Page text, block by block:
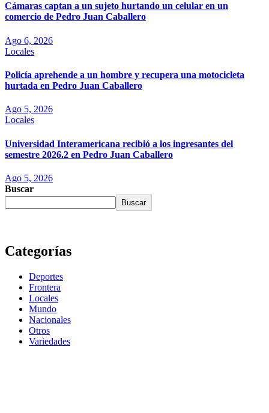
Cámaras captan a un sujeto hurtando un celular en un
comercio de Pedro Juan Caballero
Ago 6, 2026
Locales
Policía aprehende a un hombre y recupera una motocicleta
hurtada en Pedro Juan Caballero
Ago 5, 2026
Locales
Universidad Interamericana recibió a los ingresantes del
semestre 2026.2 en Pedro Juan Caballero
Ago 5, 2026
Buscar
Buscar
Categorías
Deportes
Frontera
Locales
Mundo
Nacionales
Otros
Variedades